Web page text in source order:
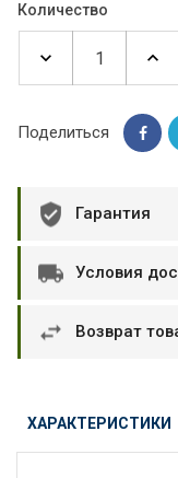
Количество
Поделиться
Гарантия
Условия
Возврат
ХАРАКТЕРИСТИКИ